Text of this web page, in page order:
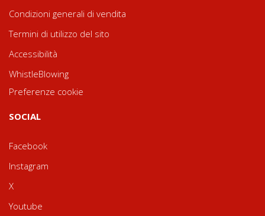
Condizioni generali di vendita
Termini di utilizzo del sito
Accessibilità
WhistleBlowing
Preferenze cookie
SOCIAL
Facebook
Instagram
X
Youtube